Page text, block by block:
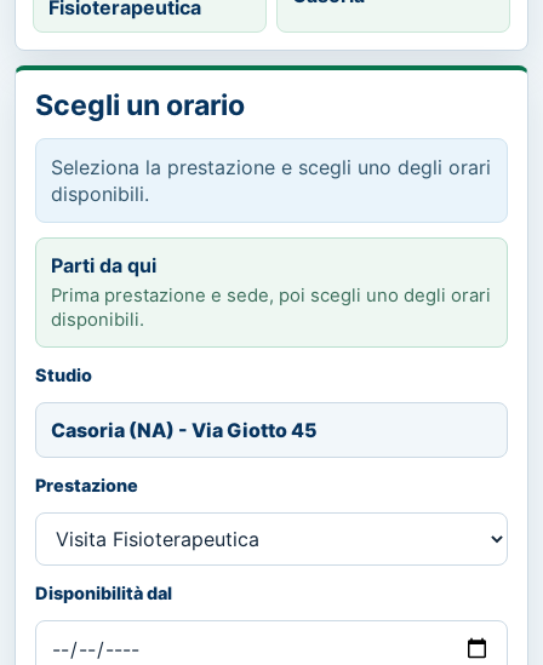
Fisioterapeutica
Scegli un orario
Seleziona la prestazione e scegli uno degli orari
disponibili.
Parti da qui
Prima prestazione e sede, poi scegli uno degli orari
disponibili.
Studio
Casoria (NA) - Via Giotto 45
Prestazione
Disponibilità dal